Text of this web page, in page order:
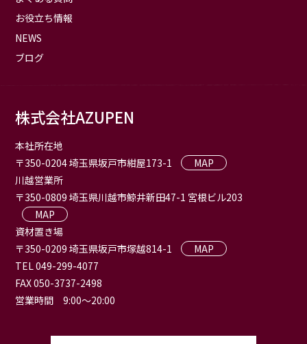
お役立ち情報
NEWS
ブログ
株式会社AZUPEN
本社所在地
〒350-0204 埼玉県坂戸市紺屋173-1
MAP
川越営業所
〒350-0809 埼玉県川越市鯨井新田47-1 宮根ビル203
MAP
資材置き場
〒350-0209 埼玉県坂戸市塚越814-1
MAP
TEL 049-299-4077
FAX 050-3737-2498
営業時間 9:00〜20:00